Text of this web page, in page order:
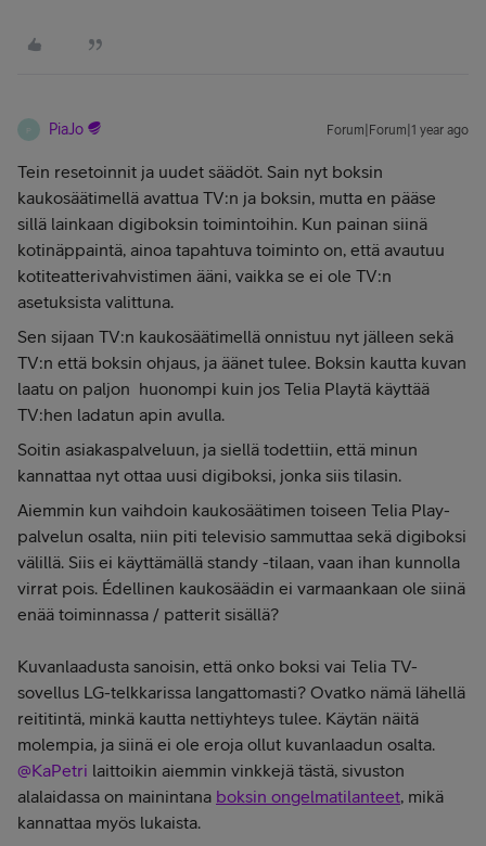
PiaJo Forum|Forum|1 year ago
Tein resetoinnit ja uudet säädöt. Sain nyt boksin
kaukosäätimellä avattua TV:n ja boksin, mutta en pääse
sillä lainkaan digiboksin toimintoihin. Kun painan siinä
kotinäppaintä, ainoa tapahtuva toiminto on, että avautuu
kotiteatterivahvistimen ääni, vaikka se ei ole TV:n
asetuksista valittuna.
Sen sijaan TV:n kaukosäätimellä onnistuu nyt jälleen sekä
TV:n että boksin ohjaus, ja äänet tulee. Boksin kautta kuvan
laatu on paljon huonompi kuin jos Telia Playtä käyttää
TV:hen ladatun apin avulla.
Soitin asiakaspalveluun, ja siellä todettiin, että minun
kannattaa nyt ottaa uusi digiboksi, jonka siis tilasin.
Aiemmin kun vaihdoin kaukosäätimen toiseen Telia Play-
palvelun osalta, niin piti televisio sammuttaa sekä digiboksi
välillä. Siis ei käyttämällä standy -tilaan, vaan ihan kunnolla
virrat pois. Édellinen kaukosäädin ei varmaankaan ole siinä
enää toiminnassa / patterit sisällä?
Kuvanlaadusta sanoisin, että onko boksi vai Telia TV-
sovellus LG-telkkarissa langattomasti? Ovatko nämä lähellä
reititintä, minkä kautta nettiyhteys tulee. Käytän näitä
molempia, ja siinä ei ole eroja ollut kuvanlaadun osalta.
@KaPetri laittoikin aiemmin vinkkejä tästä, sivuston
alalaidassa on mainintana boksin ongelmatilanteet, mikä
kannattaa myös lukaista.